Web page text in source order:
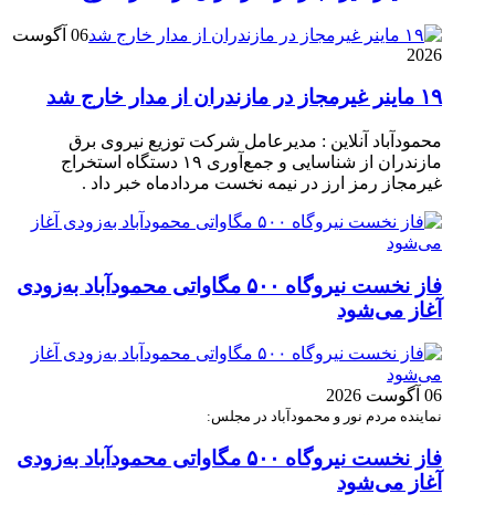
06 آگوست
2026
۱۹ ماینر غیرمجاز در مازندران از مدار خارج شد
محمودآباد آنلاین : مدیرعامل شرکت توزیع نیروی برق
مازندران از شناسایی و جمع‌آوری ۱۹ دستگاه استخراج
غیرمجاز رمز ارز در نیمه نخست مردادماه خبر داد .
فاز نخست نیروگاه ۵۰۰ مگاواتی محمودآباد به‌زودی
آغاز می‌شود
06 آگوست 2026
نماینده مردم نور و محمودآباد در مجلس:
فاز نخست نیروگاه ۵۰۰ مگاواتی محمودآباد به‌زودی
آغاز می‌شود